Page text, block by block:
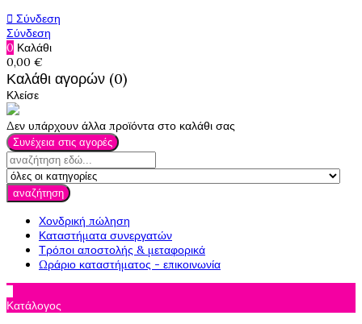
 Σύνδεση
Σύνδεση
0 Καλάθι
0,00 €
Καλάθι αγορών (0)
Κλείσε
Δεν υπάρχουν άλλα προϊόντα στο καλάθι σας
Συνέχεια στις αγορές
αναζήτηση
Χονδρική πώληση
Καταστήματα συνεργατών
Τρόποι αποστολής & μεταφορικά
Ωράριο καταστήματος - επικοινωνία
Κατάλογος